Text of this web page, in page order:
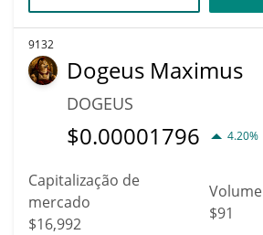
9132
Dogeus Maximus
DOGEUS
$0.00001796 4.20%
Capitalização de
mercado
$16,992
Volume
$91